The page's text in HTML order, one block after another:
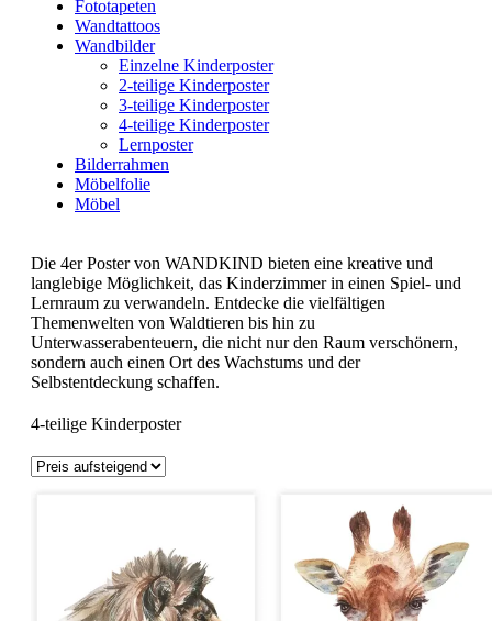
Fototapeten
Wandtattoos
Wandbilder
Einzelne Kinderposter
2-teilige Kinderposter
3-teilige Kinderposter
4-teilige Kinderposter
Lernposter
Bilderrahmen
Möbelfolie
Möbel
Die 4er Poster von WANDKIND bieten eine kreative und
langlebige Möglichkeit, das Kinderzimmer in einen Spiel- und
Lernraum zu verwandeln. Entdecke die vielfältigen
Themenwelten von Waldtieren bis hin zu
Unterwasserabenteuern, die nicht nur den Raum verschönern,
sondern auch einen Ort des Wachstums und der
Selbstentdeckung schaffen.
4-teilige Kinderposter